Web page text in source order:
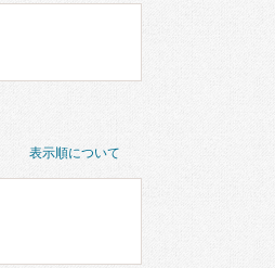
表示順について